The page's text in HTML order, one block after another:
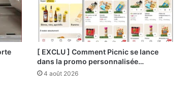
[ EXCLU ] Comment Picnic se lance
dans la promo personnalisée…
4 août 2026